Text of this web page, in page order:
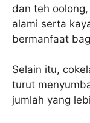
dan teh
alami serta
bermanfaat
Selain itu,
turut
jumlah yang